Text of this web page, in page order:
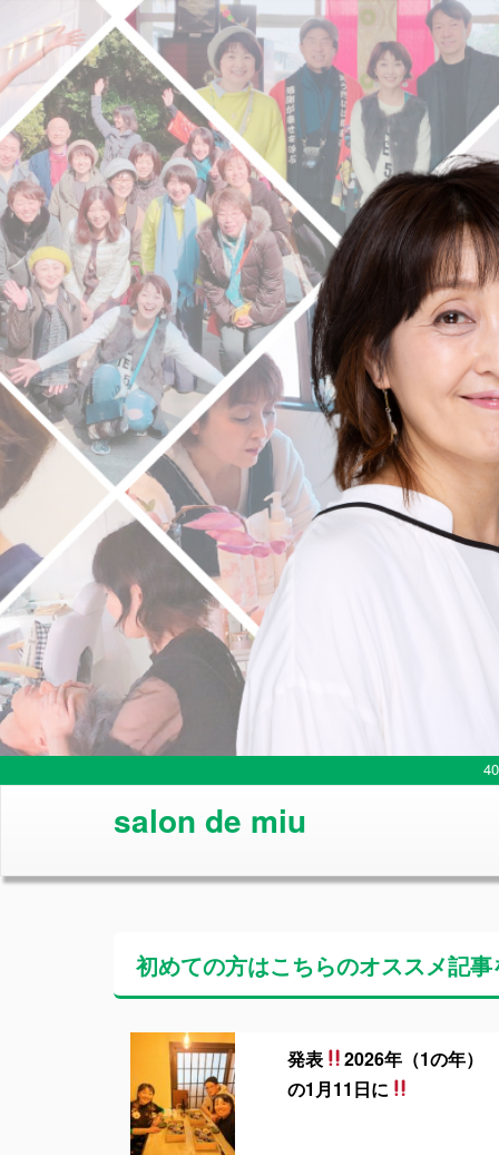
salon de miu
初めての方はこちらのオススメ記
発表
2026年（1の年）
の1月11日に